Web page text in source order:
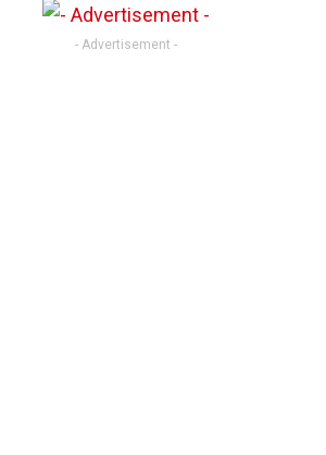
- Advertisement -